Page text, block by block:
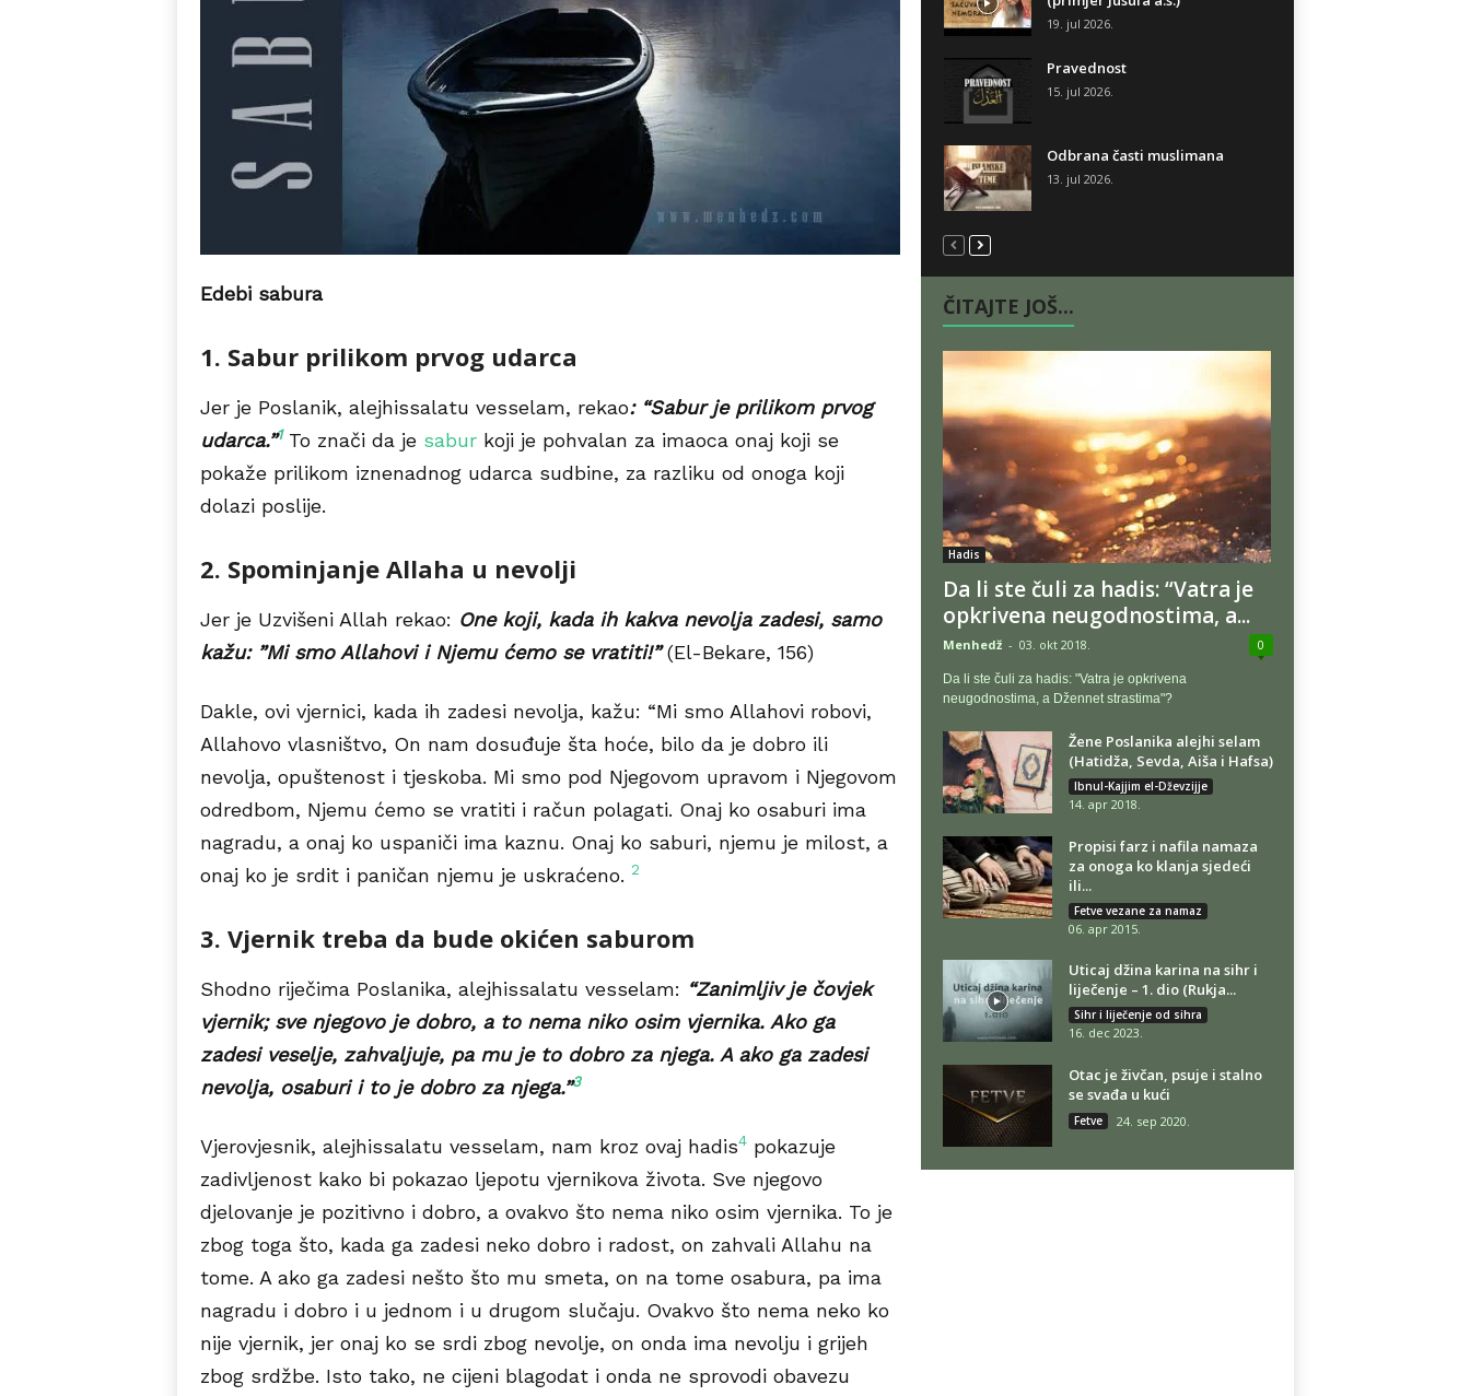
Edebi sabura
1. Sabur prilikom prvog udarca
Jer je Poslanik, alejhissalatu vesselam, rekao: “Sabur je prilikom prvog
udarca.”1To znači da je sabur koji je pohvalan za imaoca onaj koji se
pokaže prilikom iznenadnog udarca sudbine, za razliku od onoga koji
dolazi poslije.
2. Spominjanje Allaha u nevolji
Jer je Uzvišeni Allah rekao: One koji, kada ih kakva nevolja zadesi, samo
kažu: ”Mi smo Allahovi i Njemu ćemo se vratiti!”(El-Bekare, 156)
Dakle, ovi vjernici, kada ih zadesi nevolja, kažu: “Mi smo Allahovi robovi,
Allahovo vlasništvo, On nam dosuđuje šta hoće, bilo da je dobro ili
nevolja, opuštenost i tjeskoba. Mi smo pod Njegovom upravom i Njegovom
odredbom, Njemu ćemo se vratiti i račun polagati. Onaj ko osaburi ima
nagradu, a onaj ko uspaniči ima kaznu. Onaj ko saburi, njemu je milost, a
onaj ko je srdit i paničan njemu je uskraćeno. 2
3. Vjernik treba da bude okićen saburom
Shodno riječima Poslanika, alejhissalatu vesselam: “Zanimljiv je čovjek
vjernik; sve njegovo je dobro, a to nema niko osim vjernika. Ako ga
zadesi veselje, zahvaljuje, pa mu je to dobro za njega. A ako ga zadesi
nevolja, osaburi i to je dobro za njega.”3
Vjerovjesnik, alejhissalatu vesselam, nam kroz ovaj hadis4pokazuje
zadivljenost kako bi pokazao ljepotu vjernikova života. Sve njegovo
djelovanje je pozitivno i dobro, a ovakvo što nema niko osim vjernika. To je
zbog toga što, kada ga zadesi neko dobro i radost, on zahvali Allahu na
tome. A ako ga zadesi nešto što mu smeta, on na tome osabura, pa ima
nagradu i dobro i u jednom i u drugom slučaju. Ovakvo što nema neko ko
nije vjernik, jer onaj ko se srdi zbog nevolje, on onda ima nevolju i grijeh
zbog srdžbe. Isto tako, ne cijeni blagodat i onda ne sprovodi obavezu
19. jul 2026.
Pravednost
15. jul 2026.
Odbrana časti muslimana
13. jul 2026.
ČITAJTE JOŠ...
Hadis
Da li ste čuli za hadis: “Vatra je
opkrivena neugodnostima, a...
Menhedž - 03. okt 2018. 0
Da li ste čuli za hadis: "Vatra je opkrivena
neugodnostima, a Džennet strastima"?
Žene Poslanika alejhi selam
(Hatidža, Sevda, Aiša i Hafsa)
Ibnul-Kajjim el-Dževzijje
14. apr 2018.
Propisi farz i nafila namaza
za onoga ko klanja sjedeći
ili...
Fetve vezane za namaz
06. apr 2015.
Uticaj džina karina na sihr i
liječenje – 1. dio (Rukja...
Sihr i liječenje od sihra
16. dec 2023.
Otac je živčan, psuje i stalno
se svađa u kući
Fetve 24. sep 2020.